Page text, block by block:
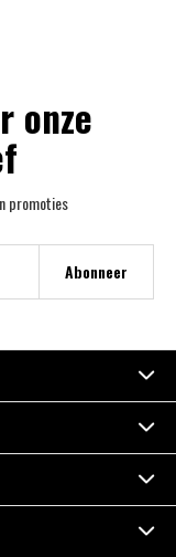
onze
promoties
Abonneer